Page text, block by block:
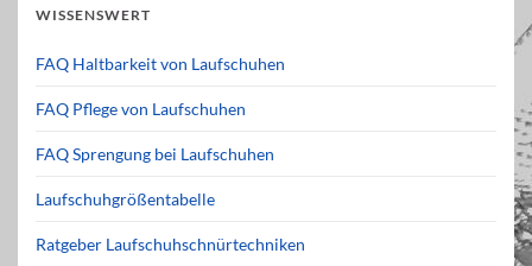
WISSENSWERT
FAQ Haltbarkeit von Laufschuhen
FAQ Pflege von Laufschuhen
FAQ Sprengung bei Laufschuhen
Laufschuhgrößentabelle
Ratgeber Laufschuhschnürtechniken